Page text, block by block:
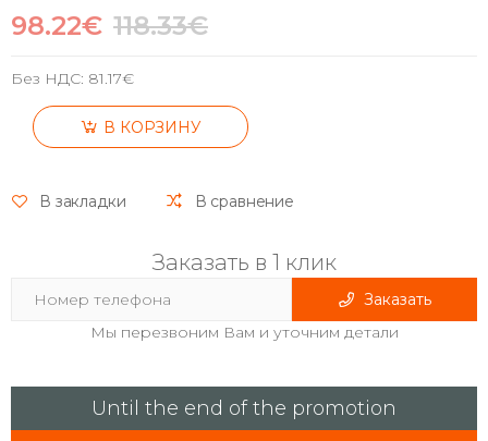
98.22€ 118.33€
Без НДС: 81.17€
В КОРЗИНУ
В закладки В сравнение
Заказать в 1 клик
Заказать
Мы перезвоним Вам и уточним детали
Until the end of the promotion